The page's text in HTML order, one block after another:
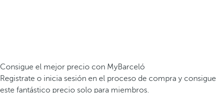
Consigue el mejor precio con MyBarceló
Registrate o inicia sesión en el proceso de compra y consigue
este fantástico precio solo para miembros.